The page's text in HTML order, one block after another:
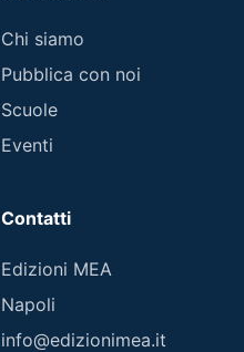
Chi siamo
Pubblica con noi
Scuole
Eventi
Contatti
Edizioni MEA
Napoli
info@edizionimea.it